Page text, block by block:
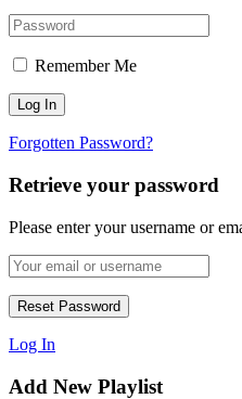
Remember Me
Forgotten Password?
Retrieve your password
Please enter your username or
Log In
Add New Playlist